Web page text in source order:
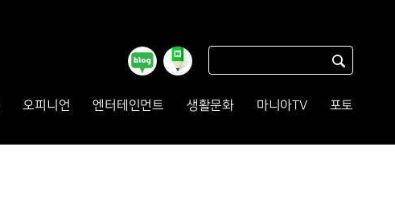
오피니언 엔터테인먼트 생활문화 마니아TV 포토